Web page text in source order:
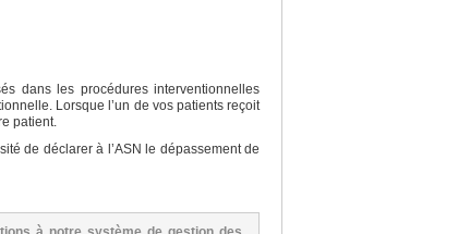
dans les procédures interventionnelles
Lorsque l’un de vos patients reçoit
patient.
de déclarer à l’ASN le dépassement de